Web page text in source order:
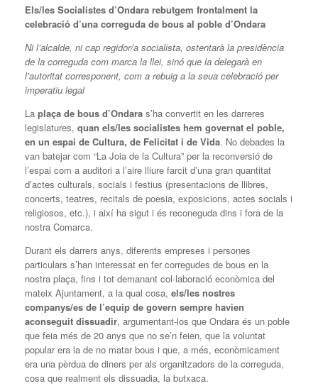
Els/les Socialistes d’Ondara rebutgem frontalment la
celebració d’una correguda de bous al poble d’Ondara
Ni l’alcalde, ni cap regidor/a socialista, ostentarà la presidència
de la correguda com marca la llei, sinó que la delegarà en
l’autoritat corresponent, com a rebuig a la seua celebració per
imperatiu legal
La plaça de bous d’Ondara s’ha convertit en les darreres
legislatures, quan els/les socialistes hem governat el poble,
en un espai de Cultura, de Felicitat i de Vida. No debades la
van batejar com “La Joia de la Cultura” per la reconversió de
l’espai com a auditori a l’aire lliure farcit d’una gran quantitat
d’actes culturals, socials i festius (presentacions de llibres,
concerts, teatres, recitals de poesia, exposicions, actes socials i
religiosos, etc.), i així ha sigut i és reconeguda dins i fora de la
nostra Comarca.
Durant els darrers anys, diferents empreses i persones
particulars s’han interessat en fer corregudes de bous en la
nostra plaça, fins i tot demanant col·laboració econòmica del
mateix Ajuntament, a la qual cosa, els/les nostres
companys/es de l’equip de govern sempre havien
aconseguit dissuadir, argumentant-los que Ondara és un poble
que feia més de 20 anys que no se’n feien, que la voluntat
popular era la de no matar bous i que, a més, econòmicament
era una pèrdua de diners per als organitzadors de la correguda,
cosa que realment els dissuadia, la butxaca.